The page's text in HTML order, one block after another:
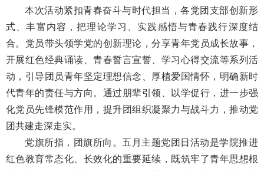
本次活动紧扣青春奋斗与时代担当，各党团支部创新形
式、丰富内容，把理论学习、实践感悟与青春践行深度结
合。党员带头领学党的创新理论，分享青年党员成长故事，
开展红色经典诵读、青春誓言宣誓、学习心得交流等系列活
动，引导团员青年坚定理想信念、厚植爱国情怀，明确新时
代青年的责任与方向。通过朋辈引领、以学促行，进一步强
化党员先锋模范作用，提升团组织凝聚力与战斗力，推动党
团共建走深走实。
党旗所指，团旗所向。五月主题党团日活动是学院推进
红色教育常态化、长效化的重要延续，既筑牢了青年思想根